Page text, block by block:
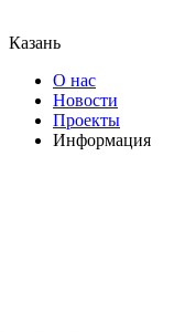
Казань
О нас
Новости
Проекты
Информация